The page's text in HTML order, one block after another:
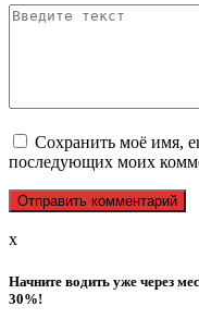
Сохранить моё имя,
последующих моих
x
Начните водить уже через
30%!